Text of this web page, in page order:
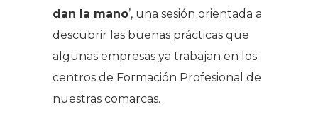
dan la mano’, una sesión orientada a
descubrir las buenas prácticas que
algunas empresas ya trabajan en los
centros de Formación Profesional de
nuestras comarcas.